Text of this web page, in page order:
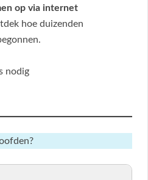
op via internet
hoe duizenden
nodig